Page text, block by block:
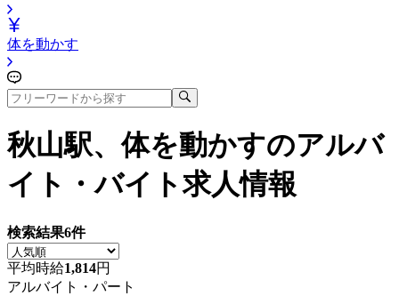
体を動かす
秋山駅、体を動かすのアルバ
イト・バイト求人情報
検索結果6件
平均時給1,814円
アルバイト・パート